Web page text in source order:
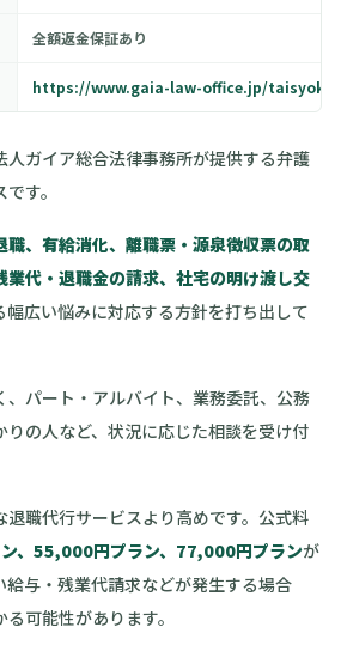
全額返金保証あり
https://www.gaia-law-office.jp/taisyoku/
人ガイア総合法律事務所が提供する弁護
す。
職、有給消化、離職票・源泉徴収票の取
業代・退職金の請求、社宅の明け渡し交
幅広い悩みに対応する方針を打ち出して
、パート・アルバイト、業務委託、公務
りの人など、状況に応じた相談を受け付
退職代行サービスより高めです。公式料
、55,000円プラン、77,000円プランが
与・残業代請求などが発生する場合
可能性があります。